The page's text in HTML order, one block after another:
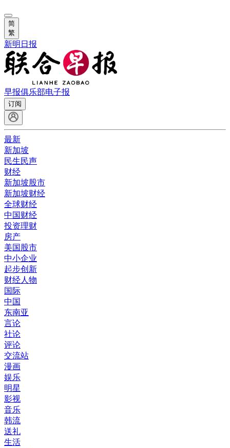
简
繁
新明日报
早报俱乐部电子报
订阅
最新
新加坡
民生民声
财经
新加坡股市
新加坡财经
全球财经
中国财经
投资理财
房产
美国股市
中小企业
起步创新
财经人物
国际
中国
东南亚
言论
社论
评论
交流站
漫画
娱乐
明星
影视
音乐
韩流
送礼
生活